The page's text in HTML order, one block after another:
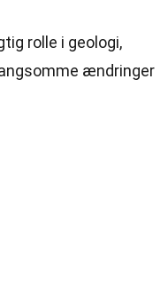
rolle i geologi,
ændringer